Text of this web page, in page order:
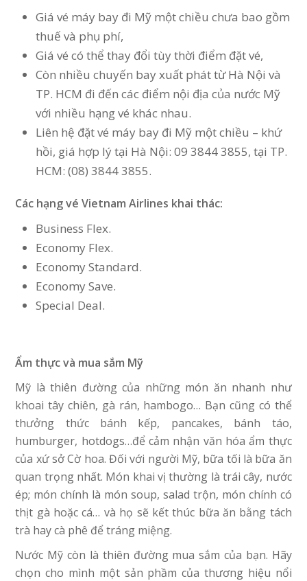
Giá vé máy bay đi Mỹ một chiều chưa bao gồm
thuế và phụ phí,
Giá vé có thể thay đổi tùy thời điểm đặt vé,
Còn nhiều chuyến bay xuất phát từ Hà Nội và
TP. HCM đi đến các điểm nội địa của nước Mỹ
với nhiều hạng vé khác nhau.
Liên hệ đặt vé máy bay đi Mỹ một chiều – khứ
hồi, giá hợp lý tại Hà Nội: 09 3844 3855, tại TP.
HCM: (08) 3844 3855.
Các hạng vé Vietnam Airlines khai thác:
Business Flex.
Economy Flex.
Economy Standard.
Economy Save.
Special Deal.
Ẩm thực và mua sắm Mỹ
Mỹ là thiên đường của những món ăn nhanh như
khoai tây chiên, gà rán, hambogo… Bạn cũng có thể
thưởng thức bánh kếp, pancakes, bánh táo,
humburger, hotdogs…để cảm nhận văn hóa ẩm thực
của xứ sở Cờ hoa. Đối với người Mỹ, bữa tối là bữa ăn
quan trọng nhất. Món khai vị thường là trái cây, nước
ép; món chính là món soup, salad trộn, món chính có
thịt gà hoặc cá… và họ sẽ kết thúc bữa ăn bằng tách
trà hay cà phê để tráng miệng.
Nước Mỹ còn là thiên đường mua sắm của bạn. Hãy
chọn cho mình một sản phầm của thương hiệu nổi